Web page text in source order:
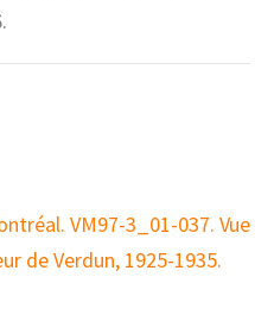
VM97-3_01-037. Vue
de Verdun, 1925-1935.